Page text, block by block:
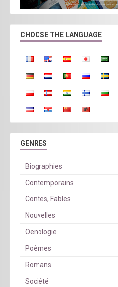
CHOOSE THE LANGUAGE
GENRES
Biographies
Contemporains
Contes, Fables
Nouvelles
Oenologie
Poèmes
Romans
Société